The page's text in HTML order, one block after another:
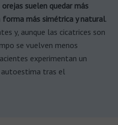
orejas suelen quedar más
forma más simétrica y natural.
y, aunque las cicatrices son
se vuelven menos
experimentan un
tras el